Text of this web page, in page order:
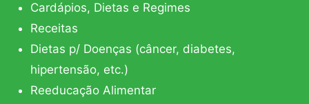
Cardápios, Dietas e Regimes
Receitas
Dietas p/ Doenças (câncer, diabetes,
hipertensão, etc.)
Reeducação Alimentar